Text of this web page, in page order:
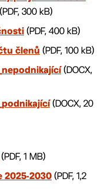
300 kB)
(PDF, 400 kB)
členů (PDF, 100 kB)
(DOCX,
(DOCX, 20
(PDF, 1 MB)
2025-2030 (PDF, 1,2